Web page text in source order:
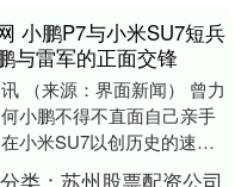
小鹏P7与小米SU7短兵
与雷军的正面交锋
（来源：界面新闻） 曾力
小鹏不得不直面自己亲手
小米SU7以创历史的速度
辆、连续10个月单月交付过2